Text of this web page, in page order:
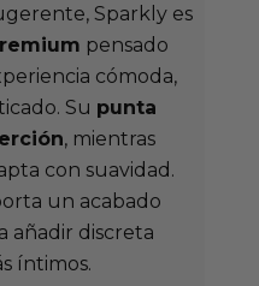
Sparkly es
pensado
cómoda,
Su punta
, mientras
con suavidad.
un acabado
añadir discreta
íntimos.